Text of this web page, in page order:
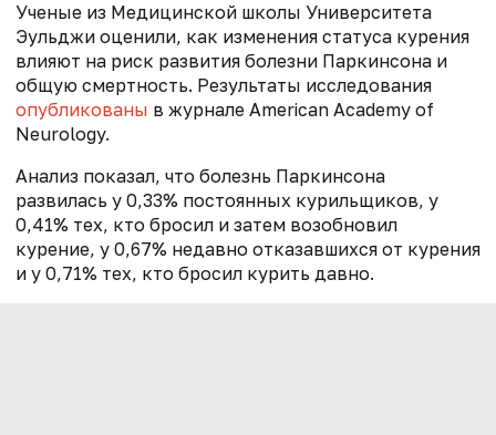
Ученые из Медицинской школы Университета
Эульджи оценили, как изменения статуса курения
влияют на риск развития болезни Паркинсона и
общую смертность. Результаты исследования
опубликованы в журнале American Academy of
Neurology.
Анализ показал, что болезнь Паркинсона
развилась у 0,33% постоянных курильщиков, у
0,41% тех, кто бросил и затем возобновил
курение, у 0,67% недавно отказавшихся от курения
и у 0,71% тех, кто бросил курить давно.